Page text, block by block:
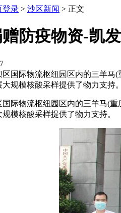
登录 > 沙区新闻 > 正文
防疫物资-凯
国际物流枢纽园区内的三羊马
规模核酸采样提供了物力支持。
际物流枢纽园区内的三羊马(
模核酸采样提供了物力支持。